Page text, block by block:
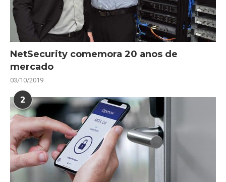
NetSecurity comemora 20 anos de
mercado
03/10/2019
2